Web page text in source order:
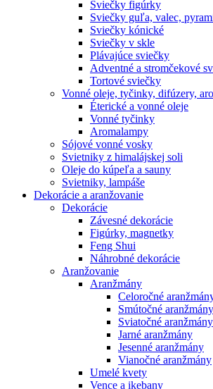
Sviečky figúrky
Sviečky guľa, valec,
Sviečky kónické
Sviečky v skle
Plávajúce sviečky
Adventné a stromčekové
Tortové sviečky
Vonné oleje, tyčinky, difúzery,
Éterické a vonné oleje
Vonné tyčinky
Aromalampy
Sójové vonné vosky
Svietniky z himalájskej soli
Oleje do kúpeľa a sauny
Svietniky, lampáše
Dekorácie a aranžovanie
Dekorácie
Závesné dekorácie
Figúrky, magnetky
Feng Shui
Náhrobné dekorácie
Aranžovanie
Aranžmány
Celoročné
Smútočné aranžmány
Sviatočné aranžmány
Jarné aranžmány
Jesenné aranžmány
Vianočné aranžmány
Umelé kvety
Vence a ikebany